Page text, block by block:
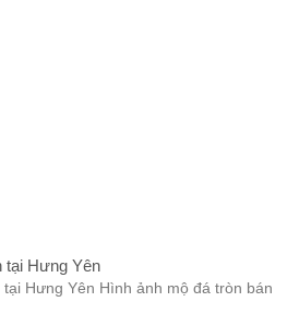
tại Hưng Yên
Hưng Yên Hình ảnh mộ đá tròn bán